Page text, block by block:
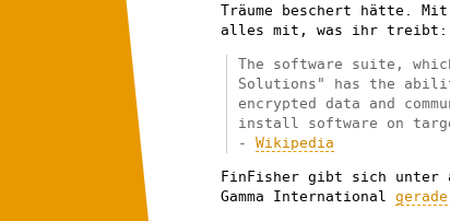
Träume beschert hätte.
alles mit, was ihr treibt:
The software suite,
Solutions" has the
encrypted data and
install software on
- Wikipedia
FinFisher gibt sich unter
Gamma International